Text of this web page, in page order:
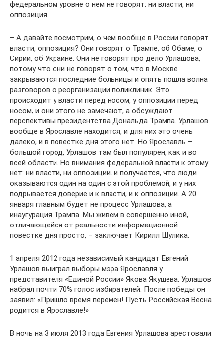
федеральном уровне о нем не говорят: ни власти, ни
оппозиция.
– А давайте посмотрим, о чем вообще в России говорят
власти, оппозиция? Они говорят о Трампе, об Обаме, о
Сирии, об Украине. Они не говорят про дело Урлашова,
потому что они не говорят о том, что в Москве
закрываются последние больницы и опять пошла волна
разговоров о реорганизации поликлиник. Это
происходит у власти перед носом, у оппозиции перед
носом, и они этого не замечают, а обсуждают
перспективы президентства Дональда Трампа. Урлашов
вообще в Ярославле находится, и для них это очень
далеко, и в повестке дня этого нет. Но Ярославль –
большой город, Урлашов там был популярен, как и во
всей области. Но внимания федеральной власти к этому
нет: ни власти, ни оппозиции, и получается, что люди
оказываются один на один с этой проблемой, и у них
подрывается доверие и к власти, и к оппозиции. А 20
января главным будет не процесс Урлашова, а
инаугурация Трампа. Мы живем в совершенно иной,
отличающейся от реальности информационной
повестке дня просто, – заключает Кирилл Шулика.
1 апреля 2012 года независимый кандидат Евгений
Урлашов выиграл выборы мэра Ярославля у
представителя «Единой России» Якова Якушева. Урлашов
набрал почти 70% голос избирателей. После победы он
заявил: «Пришло время перемен! Пусть Российская Весна
родится в Ярославле!»
В ночь на 3 июля 2013 года Евгения Урлашова арестовали